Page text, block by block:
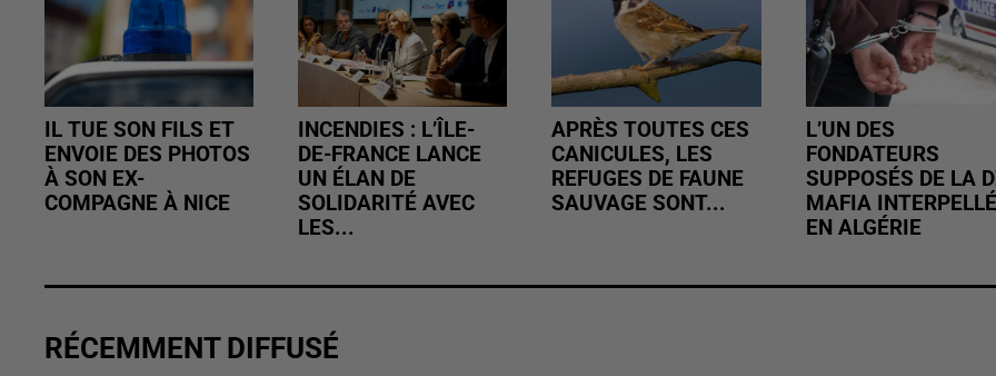
IL TUE SON FILS ET
ENVOIE DES PHOTOS
À SON EX-
COMPAGNE À NICE
INCENDIES : L’ÎLE-
DE-FRANCE LANCE
UN ÉLAN DE
SOLIDARITÉ AVEC
LES...
APRÈS TOUTES CES
CANICULES, LES
REFUGES DE FAUNE
SAUVAGE SONT...
L’UN DES
FONDATEURS
SUPPOSÉS DE LA
MAFIA INTERPELLÉ
EN ALGÉRIE
RÉCEMMENT DIFFUSÉ